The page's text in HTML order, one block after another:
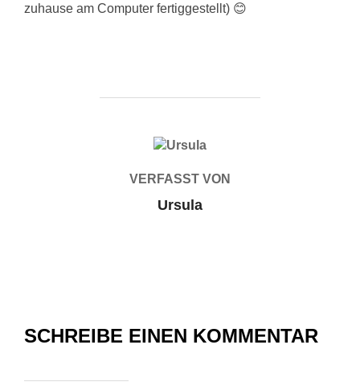
zuhause am Computer fertiggestellt) 😊
BEITRAGSAUTOR
VERFASST VON
Ursula
SCHREIBE EINEN KOMMENTAR